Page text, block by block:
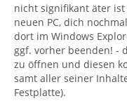
nicht signifikant äter ist
neuen PC, dich
dort im Windows
ggf. vorher beenden! -
zu öffnen und diesen
samt aller seiner
Festplatte).